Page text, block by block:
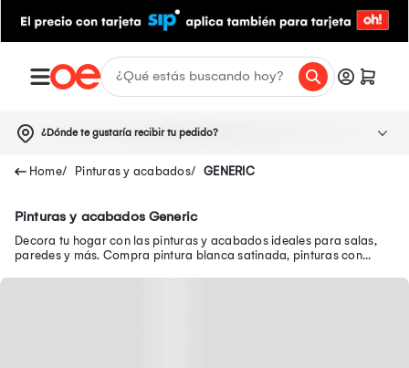
¿Dónde te gustaría recibir tu pedido?
Pinturas y acabados GENERIC
Pinturas y acabados Generic
Decora tu hogar con las pinturas y acabados ideales para salas,
paredes y más. Compra pintura blanca satinada, pinturas con